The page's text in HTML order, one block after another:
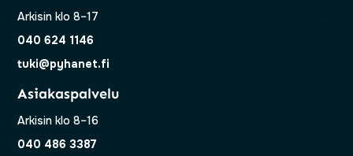
Arkisin klo 8–17
040 624 1146
tuki@pyhanet.fi
Asiakaspalvelu
Arkisin klo 8–16
040 486 3387